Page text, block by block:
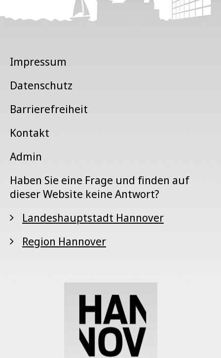
Impressum
Datenschutz
Barrierefreiheit
Kontakt
Admin
Haben Sie eine Frage und finden auf
dieser Website keine Antwort?
Landeshauptstadt Hannover
Region Hannover